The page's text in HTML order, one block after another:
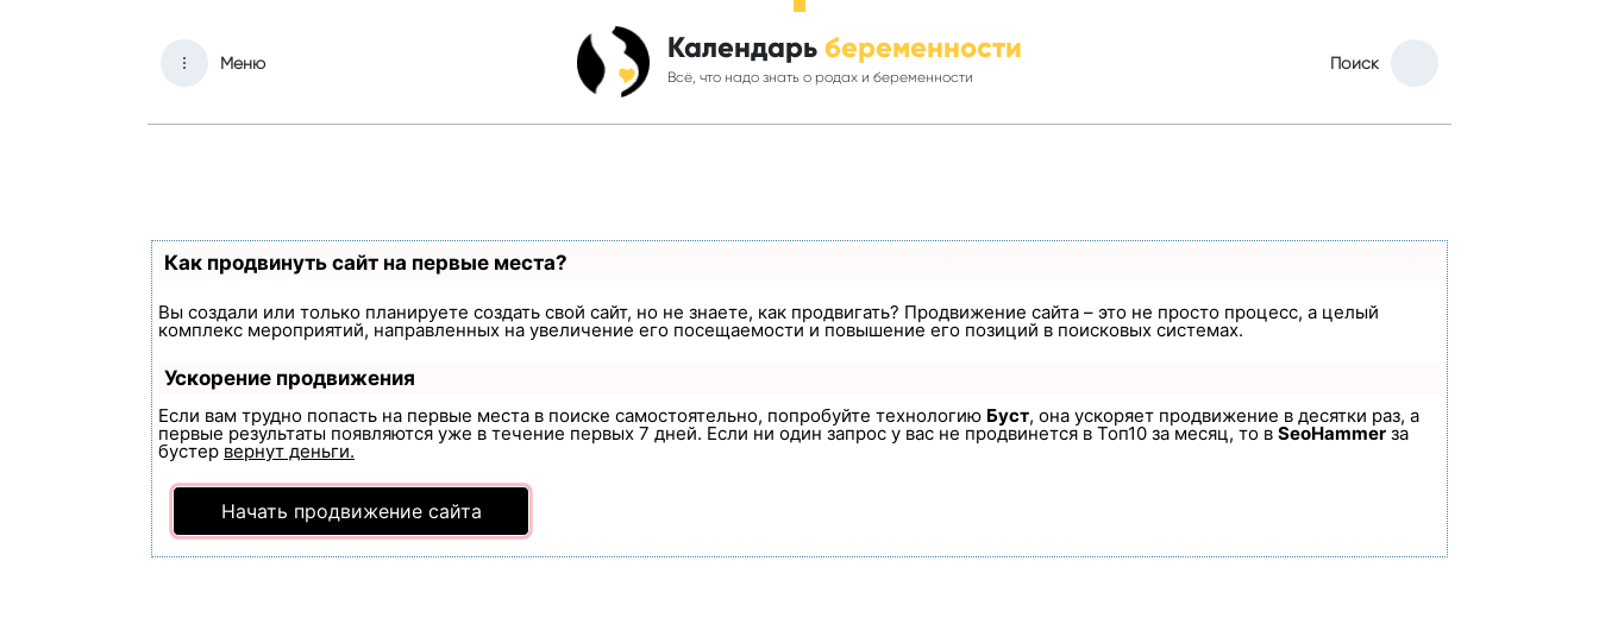
Меню Календарь беременности
Всё, что надо знать о родах и беременности
Поиск
Как продвинуть сайт на первые места?
Вы создали или только планируете создать свой сайт, но не знаете, как продвигать? Продвижение сайта – это не просто процесс, а целый
комплекс мероприятий, направленных на увеличение его посещаемости и повышение его позиций в поисковых системах.
Ускорение продвижения
Если вам трудно попасть на первые места в поиске самостоятельно, попробуйте технологию Буст, она ускоряет продвижение в десятки раз, а
первые результаты появляются уже в течение первых 7 дней. Если ни один запрос у вас не продвинется в Топ10 за месяц, то в SeoHammer за
бустер вернут деньги.
Начать продвижение сайта